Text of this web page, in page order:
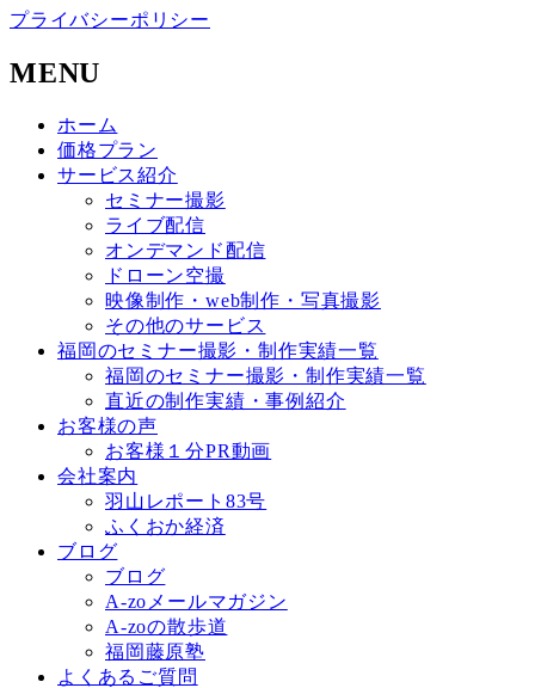
プライバシーポリシー
MENU
ホーム
価格プラン
サービス紹介
セミナー撮影
ライブ配信
オンデマンド配信
ドローン空撮
映像制作・web制作・写真撮影
その他のサービス
福岡のセミナー撮影・制作実績一覧
福岡のセミナー撮影・制作実績一覧
直近の制作実績・事例紹介
お客様の声
お客様１分PR動画
会社案内
羽山レポート83号
ふくおか経済
ブログ
ブログ
A-zoメールマガジン
A-zoの散歩道
福岡藤原塾
よくあるご質問